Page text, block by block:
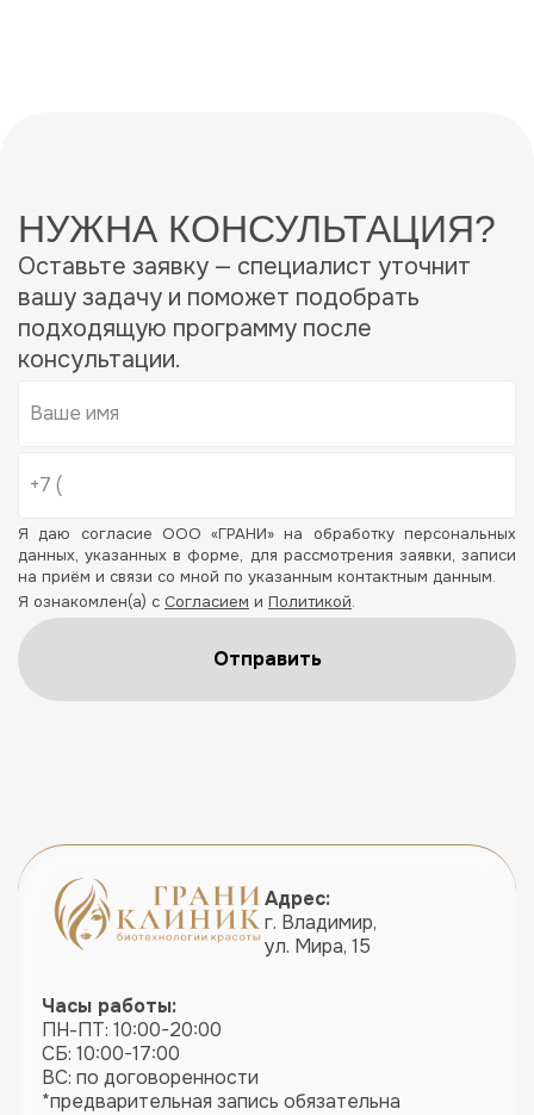
НУЖНА КОНСУЛЬТАЦИЯ?
Оставьте заявку — специалист уточнит
вашу задачу и поможет подобрать
подходящую программу после
консультации.
Я даю согласие ООО «ГРАНИ» на обработку персональных
данных, указанных в форме, для рассмотрения заявки, записи
на приём и связи со мной по указанным контактным данным.
Я ознакомлен(а) с Согласием и Политикой.
Отправить
Адрес:
г. Владимир,
ул. Мира, 15
Часы работы:
ПН-ПТ: 10:00-20:00
СБ: 10:00-17:00
ВС: по договоренности
*предварительная запись обязательна